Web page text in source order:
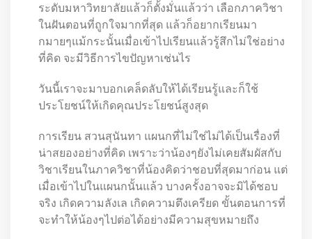
ระดับมหาวิทยาลัยแล้วก็ตั้งมั่นแล้วว่า เลือกภาควิชา
ในฝันตอนที่ถูกใจมากที่สุด แล้วก็อยากเรียนมา
กมายๆแม้กระนั้นเมื่อเข้าไปเรียนแล้วรู้สึกไม่ใช่อย่าง
ที่คิด จะมีวิธีการไขปัญหาเช่นไร
วันนี้เราจะมาบอกเคล็ดลับให้ได้เรียนรู้และก็ใช้
ประโยชน์ให้เกิดคุณประโยชน์สูงสุด
การเรียน สวนสุนันทา แผนกที่ไม่ใช่ไม่ได้เป็นเรื่องที่
น่าสยองอย่างที่คิด เพราะว่าน้องๆยังไม่เคยสัมผัสกับ
วิชาเรียนในภาควิชาที่น้องคิดว่าชอบที่สุดมาก่อน แต่
เมื่อเข้าไปในแผนกนั้นแล้ว บางครั้งอาจจะมิได้ชอบ
จริง เกิดความลังเล เกิดความตึงเครียด ขั้นตอนการที่
จะทำให้น้องๆไปต่อได้อย่างมีความสุขหมายถึง